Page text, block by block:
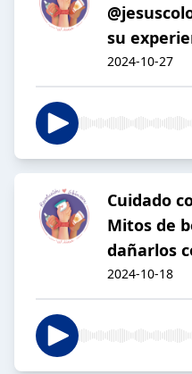
su
2024-10-27
Cuidado
Mitos de
dañarlos
2024-10-18